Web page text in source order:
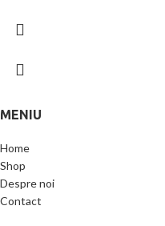
MENIU
Home
Shop
Despre noi
Contact